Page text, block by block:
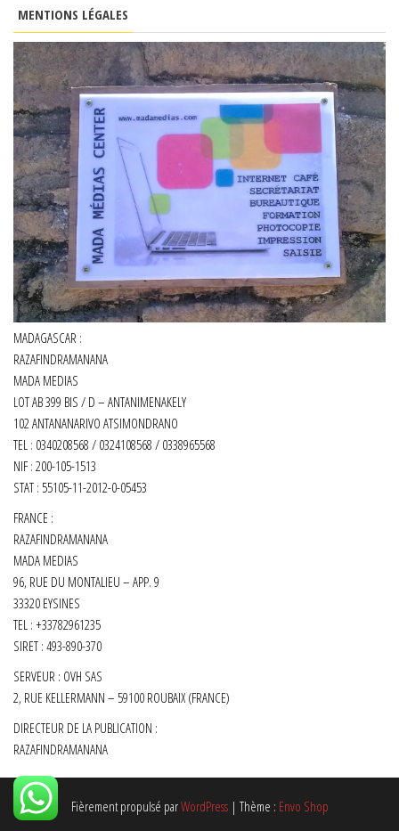
MENTIONS LÉGALES
MADAGASCAR :
RAZAFINDRAMANANA
MADA MEDIAS
LOT AB 399 BIS / D – ANTANIMENAKELY
102 ANTANANARIVO ATSIMONDRANO
TEL : 0340208568 / 0324108568 / 0338965568
NIF : 200-105-1513
STAT : 55105-11-2012-0-05453
FRANCE :
RAZAFINDRAMANANA
MADA MEDIAS
96, RUE DU MONTALIEU – APP. 9
33320 EYSINES
TEL : +33782961235
SIRET : 493-890-370
SERVEUR : OVH SAS
2, RUE KELLERMANN – 59100 ROUBAIX (FRANCE)
DIRECTEUR DE LA PUBLICATION :
RAZAFINDRAMANANA
Fièrement propulsé parWordPress | Thème : Envo Shop